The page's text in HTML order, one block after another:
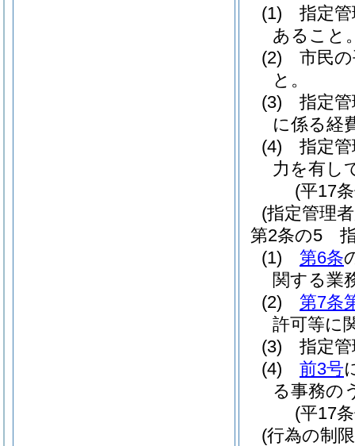
(1)
指定
あること
(2)
市民
と。
(3)
指定
に係る経
(4)
指定
力を有し
(平17
(指定管理
第2条の5
(1)
第6条
関する業
(2)
第7条
許可等に
(3)
指定
(4)
前3号
る事務の
(平17
(行為の制